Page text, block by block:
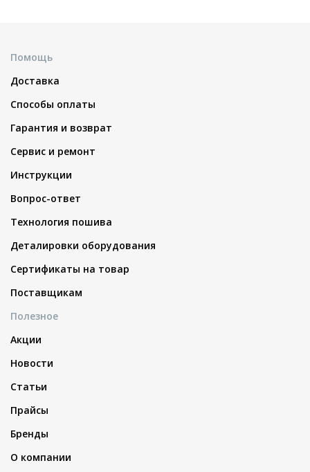
Помощь
Доставка
Способы оплаты
Гарантия и возврат
Сервис и ремонт
Инструкции
Вопрос-ответ
Технология пошива
Деталировки оборудования
Сертификаты на товар
Поставщикам
Полезное
Акции
Новости
Статьи
Прайсы
Бренды
О компании